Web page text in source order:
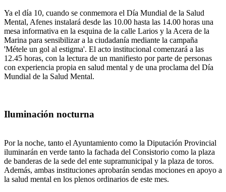
Ya el día 10, cuando se conmemora el Día Mundial de la Salud
Mental, Afenes instalará desde las 10.00 hasta las 14.00 horas una
mesa informativa en la esquina de la calle Larios y la Acera de la
Marina para sensibilizar a la ciudadanía mediante la campaña
'Métele un gol al estigma'. El acto institucional comenzará a las
12.45 horas, con la lectura de un manifiesto por parte de personas
con experiencia propia en salud mental y de una proclama del Día
Mundial de la Salud Mental.
Iluminación nocturna
Por la noche, tanto el Ayuntamiento como la Diputación Provincial
iluminarán en verde tanto la fachada del Consistorio como la plaza
de banderas de la sede del ente supramunicipal y la plaza de toros.
Además, ambas instituciones aprobarán sendas mociones en apoyo a
la salud mental en los plenos ordinarios de este mes.